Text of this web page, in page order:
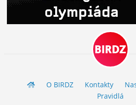
BIRDZ
O BIRDZ Kontakty
Pravidlá